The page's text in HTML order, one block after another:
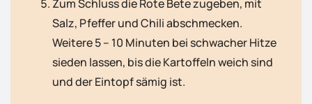
Zum Schluss die Rote Bete zugeben, mit
Salz, Pfeffer und Chili abschmecken.
Weitere 5 – 10 Minuten bei schwacher Hitze
sieden lassen, bis die Kartoffeln weich sind
und der Eintopf sämig ist.